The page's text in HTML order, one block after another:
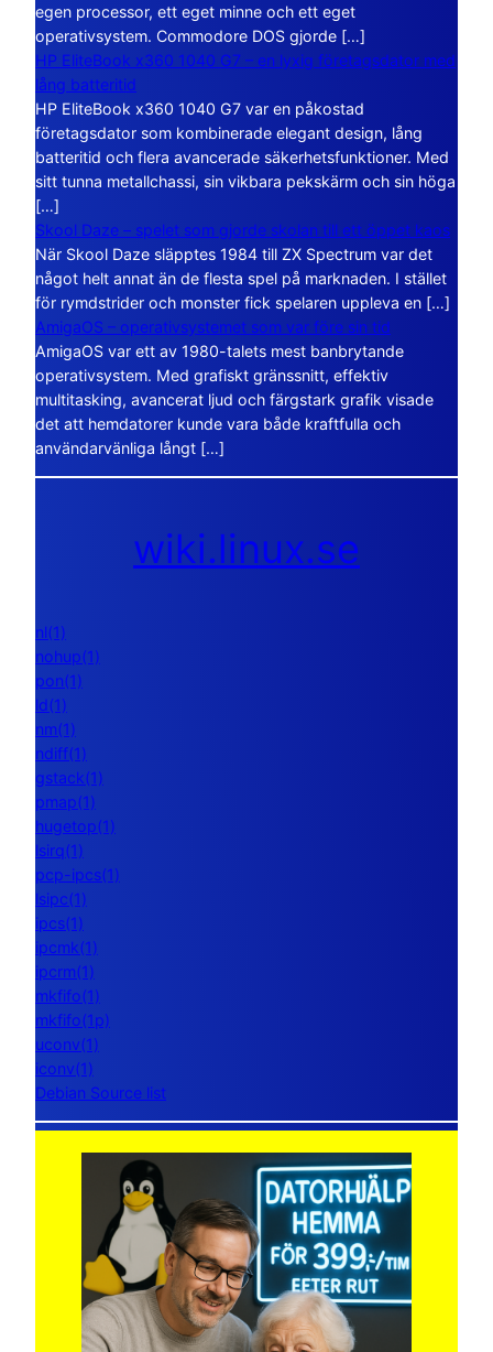
egen processor, ett eget minne och ett eget
operativsystem. Commodore DOS gjorde […]
HP EliteBook x360 1040 G7 – en lyxig företagsdator med
lång batteritid
HP EliteBook x360 1040 G7 var en påkostad
företagsdator som kombinerade elegant design, lång
batteritid och flera avancerade säkerhetsfunktioner. Med
sitt tunna metallchassi, sin vikbara pekskärm och sin höga
[…]
Skool Daze – spelet som gjorde skolan till ett öppet kaos
När Skool Daze släpptes 1984 till ZX Spectrum var det
något helt annat än de flesta spel på marknaden. I stället
för rymdstrider och monster fick spelaren uppleva en […]
AmigaOS – operativsystemet som var före sin tid
AmigaOS var ett av 1980-talets mest banbrytande
operativsystem. Med grafiskt gränssnitt, effektiv
multitasking, avancerat ljud och färgstark grafik visade
det att hemdatorer kunde vara både kraftfulla och
användarvänliga långt […]
wiki.linux.se
nl(1)
nohup(1)
pon(1)
ld(1)
nm(1)
ndiff(1)
gstack(1)
pmap(1)
hugetop(1)
lsirq(1)
pcp-ipcs(1)
lsipc(1)
ipcs(1)
ipcmk(1)
ipcrm(1)
mkfifo(1)
mkfifo(1p)
uconv(1)
iconv(1)
Debian Source list